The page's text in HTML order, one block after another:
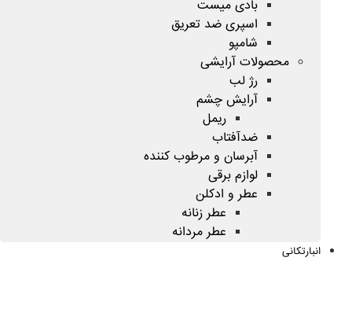
بادی میست
اسپری ضد تعریق
شامپو
محصولات آرایشی
رژ لب
آرایش چشم
ریمل
ضدآفتاب
آبرسان و مرطوب کننده
لوازم برقی
عطر و ادکلن
عطر زنانه
عطر مردانه
انبارتکانی